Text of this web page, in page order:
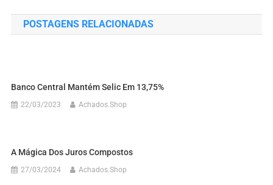
POSTAGENS RELACIONADAS
Banco Central Mantém Selic Em 13,75%
22/03/2023 Achados.Shop
A Mágica Dos Juros Compostos
27/03/2024 Achados.Shop